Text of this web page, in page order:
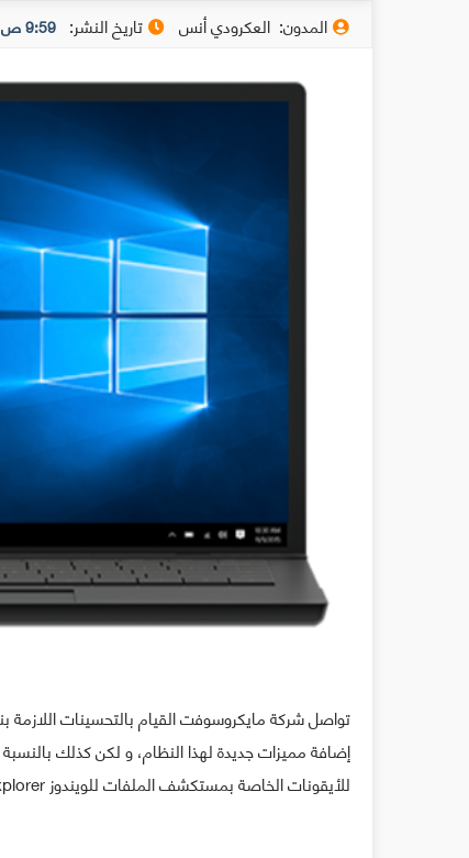
المدون: العكرودي أنس تاريخ النشر: 9:59 ص
إضافة مميزات جديدة لهذا النظام، و لكن كذلك
للأيقونات الخاصة بمستكشف الملفات للويندوز Windows Explorer.